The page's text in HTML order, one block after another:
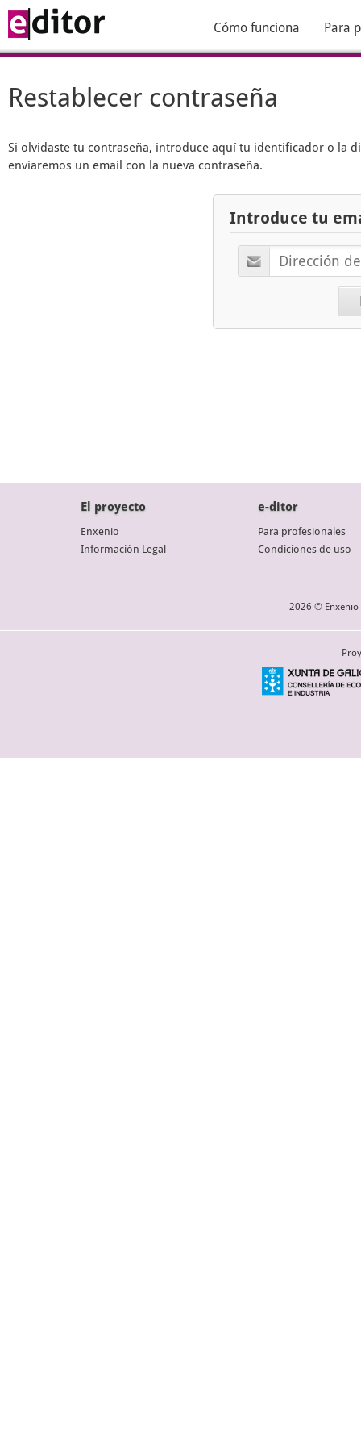
Cómo funciona Para
Restablecer contraseña
Si olvidaste tu contraseña, introduce aquí tu identificador o la
enviaremos un email con la nueva contraseña.
Introduce tu
El proyecto
Enxenio
Información Legal
e-ditor
Para profesionales
Condiciones de uso
2026 © Enxenio